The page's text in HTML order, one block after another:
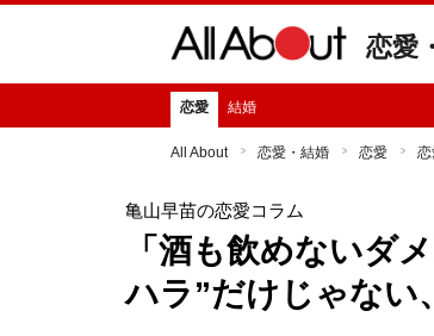
恋愛
恋愛 結婚
All About 恋愛・結婚 恋愛
亀山早苗の恋愛コラム
「酒も飲めないダ
ハラ”だけじゃない